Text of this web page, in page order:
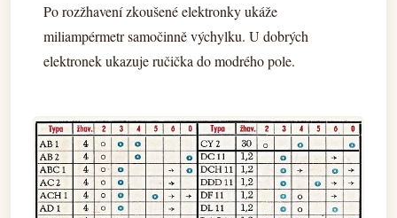
Po rozžhavení zkoušené elektronky ukáže
miliampérmetr samočinně výchylku. U dobrých
elektronek ukazuje ručička do modrého pole.